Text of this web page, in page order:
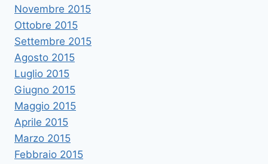
Novembre 2015
Ottobre 2015
Settembre 2015
Agosto 2015
Luglio 2015
Giugno 2015
Maggio 2015
Aprile 2015
Marzo 2015
Febbraio 2015